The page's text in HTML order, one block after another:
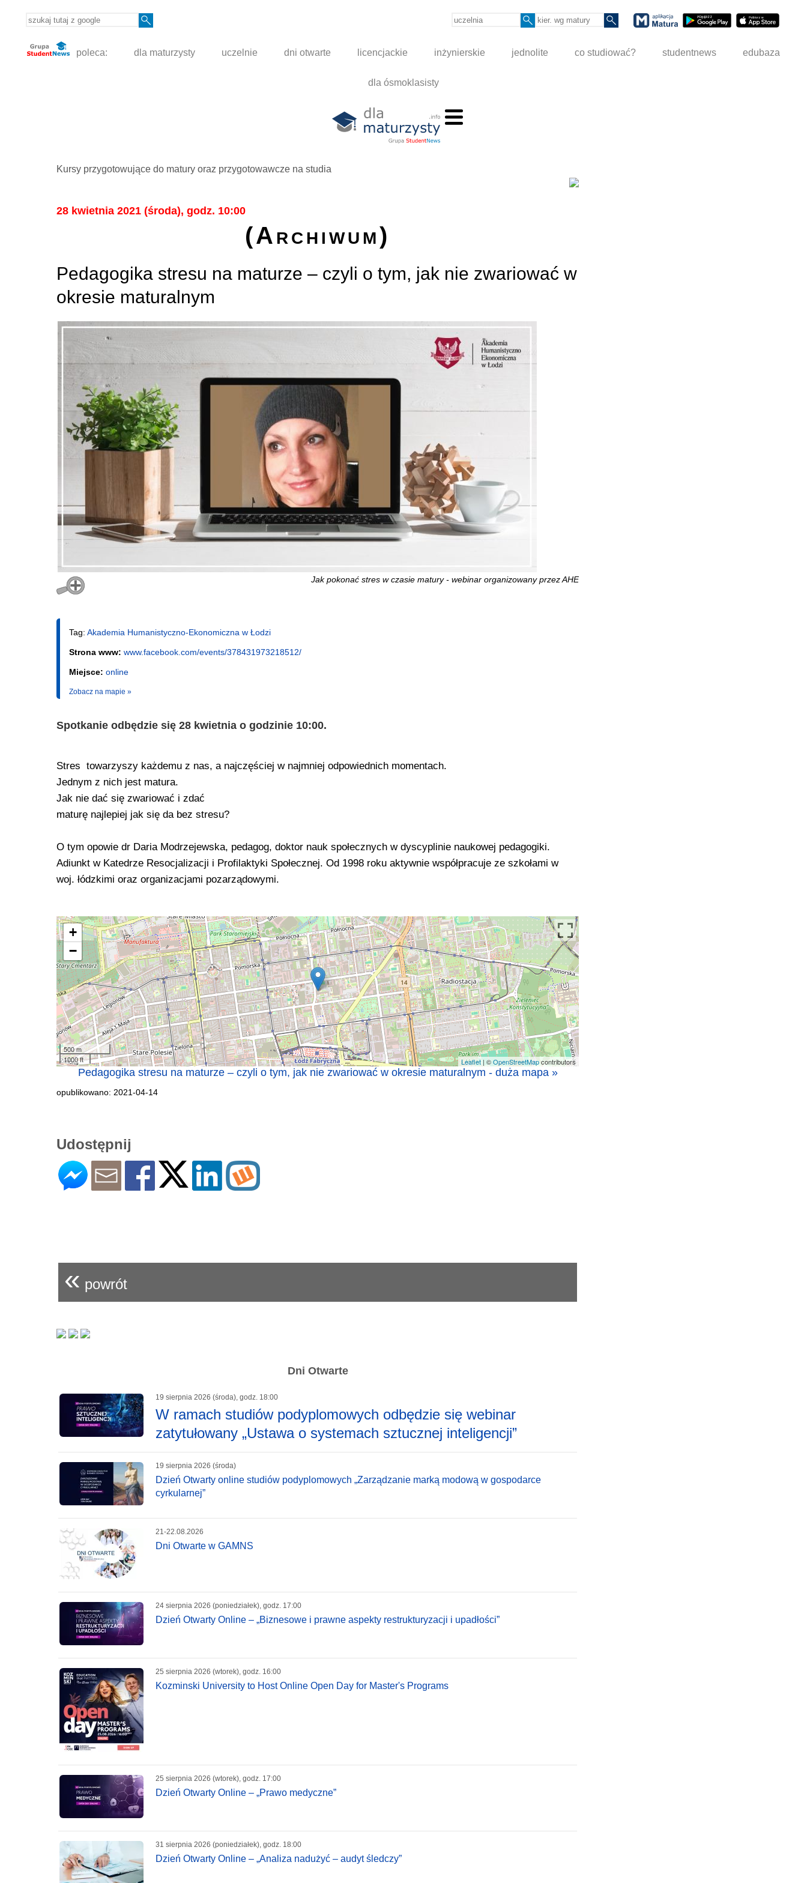
poleca: dla maturzysty uczelnie dni otwarte licencjackie inżynierskie jednolite co studiować? studentnews edubaza
dla ósmoklasisty
Kursy przygotowujące do matury oraz przygotowawcze na studia
28 kwietnia 2021 (środa), godz. 10:00
(Archiwum)
Pedagogika stresu na maturze – czyli o tym, jak nie zwariować w
okresie maturalnym
Jak pokonać stres w czasie matury - webinar organizowany przez AHE
Tag: Akademia Humanistyczno-Ekonomiczna w Łodzi
Strona www: www.facebook.com/events/378431973218512/
Miejsce: online
Zobacz na mapie »
Spotkanie odbędzie się 28 kwietnia o godzinie 10:00.
Stres towarzyszy każdemu z nas, a najczęściej w najmniej odpowiednich momentach.
Jednym z nich jest matura.
Jak nie dać się zwariować i zdać
maturę najlepiej jak się da bez stresu?
O tym opowie dr Daria Modrzejewska, pedagog, doktor nauk społecznych w dyscyplinie naukowej pedagogiki.
Adiunkt w Katedrze Resocjalizacji i Profilaktyki Społecznej. Od 1998 roku aktywnie współpracuje ze szkołami w
woj. łódzkimi oraz organizacjami pozarządowymi.
+
−
500 m
1000 ft
Leaflet| ©OpenStreetMapcontributors
Pedagogika stresu na maturze – czyli o tym, jak nie zwariować w okresie maturalnym - duża mapa »
opublikowano: 2021-04-14
Udostępnij
« powrót
Dni Otwarte
19 sierpnia 2026 (środa), godz. 18:00
W ramach studiów podyplomowych odbędzie się webinar
zatytułowany „Ustawa o systemach sztucznej inteligencji”
19 sierpnia 2026 (środa)
Dzień Otwarty online studiów podyplomowych „Zarządzanie marką modową w gospodarce
cyrkularnej”
21-22.08.2026
Dni Otwarte w GAMNS
24 sierpnia 2026 (poniedziałek), godz. 17:00
Dzień Otwarty Online – „Biznesowe i prawne aspekty restrukturyzacji i upadłości”
25 sierpnia 2026 (wtorek), godz. 16:00
Kozminski University to Host Online Open Day for Master's Programs
25 sierpnia 2026 (wtorek), godz. 17:00
Dzień Otwarty Online – „Prawo medyczne”
31 sierpnia 2026 (poniedziałek), godz. 18:00
Dzień Otwarty Online – „Analiza nadużyć – audyt śledczy”